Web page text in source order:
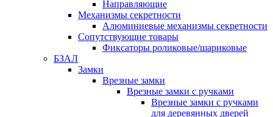
Направляющие
Механизмы секретности
Алюминиевые механизмы секретности
Сопутствующие товары
Фиксаторы роликовые/шариковые
БЗАЛ
Замки
Врезные замки
Врезные замки с ручками
Врезные замки с ручками
для деревянных дверей